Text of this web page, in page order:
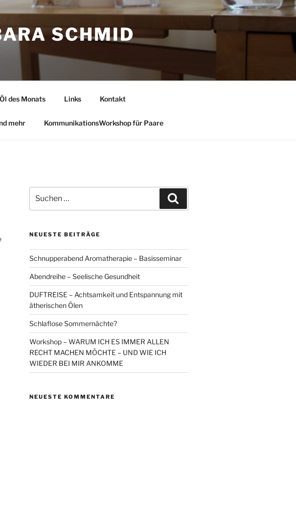
SCHMID
Öl des Monats Links Kontakt
mehr KommunikationsWorkshop für Paare
nach:
NEUESTE BEITRÄGE
Schnupperabend Aromatherapie – Basisseminar
Abendreihe – Seelische Gesundheit
DUFTREISE – Achtsamkeit und Entspannung mit
ätherischen Ölen
Schlaflose Sommernächte?
Workshop – WARUM ICH ES IMMER ALLEN
RECHT MACHEN MÖCHTE – UND WIE ICH
WIEDER BEI MIR ANKOMME
NEUESTE KOMMENTARE